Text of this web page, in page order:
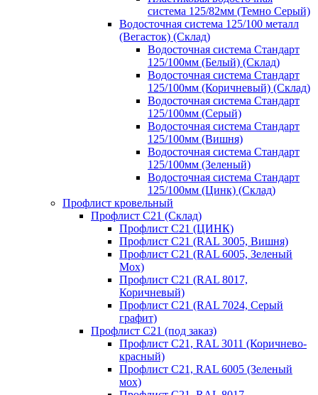
система 125/82мм (Темно Серый)
Водосточная система 125/100 металл
(Вегасток) (Склад)
Водосточная система Стандарт
125/100мм (Белый) (Склад)
Водосточная система Стандарт
125/100мм (Коричневый) (Склад)
Водосточная система Стандарт
125/100мм (Серый)
Водосточная система Стандарт
125/100мм (Вишня)
Водосточная система Стандарт
125/100мм (Зеленый)
Водосточная система Стандарт
125/100мм (Цинк) (Склад)
Профлист кровельный
Профлист С21 (Склад)
Профлист С21 (ЦИНК)
Профлист С21 (RAL 3005, Вишня)
Профлист С21 (RAL 6005, Зеленый
Мох)
Профлист С21 (RAL 8017,
Коричневый)
Профлист С21 (RAL 7024, Серый
графит)
Профлист С21 (под заказ)
Профлист С21, RAL 3011 (Коричнево-
красный)
Профлист С21, RAL 6005 (Зеленый
мох)